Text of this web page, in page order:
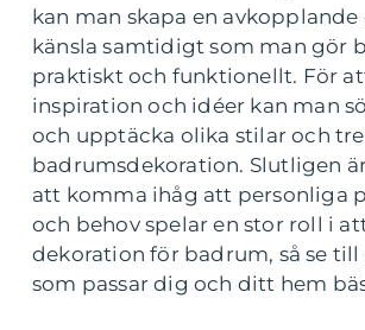
kan man skapa en avkopplande
känsla samtidigt som man gör
praktiskt och funktionellt. För
inspiration och idéer kan man
och upptäcka olika stilar och
badrumsdekoration. Slutligen
att komma ihåg att personliga
och behov spelar en stor roll i
dekoration för badrum, så se
som passar dig och ditt hem